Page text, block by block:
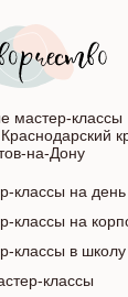
мастер-классы
на-Дону
классы на
классы на
классы в школу
классы